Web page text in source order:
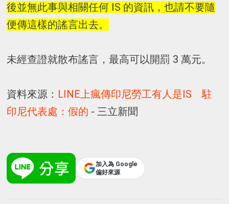
後並無此事與相關任何 IS 的資訊，也請不要隨
便傳這樣的謠言出去。
未經查證就散布謠言，最高可以開罰 3 萬元。
資料來源： LINE上瘋傳印尼勞工有人是IS 駐
印尼代表處：假的 - 三立新聞
加入為 Google
偏好來源